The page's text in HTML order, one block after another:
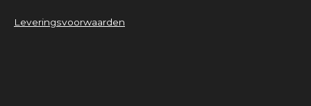
Leveringsvoorwaarden